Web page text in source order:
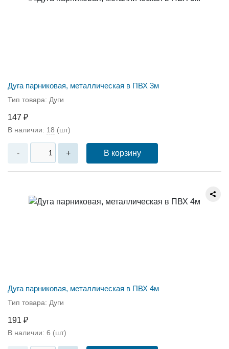
Дуга парниковая, металлическая в ПВХ 3м
Тип товара: Дуги
147 ₽
В наличии: 18 (шт)
- + В корзину
Дуга парниковая, металлическая в ПВХ 4м
Тип товара: Дуги
191 ₽
В наличии: 6 (шт)